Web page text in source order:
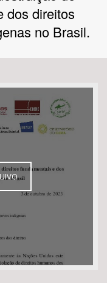
dos direitos
no Brasil.